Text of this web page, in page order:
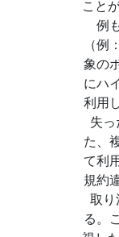
こと
例
（例
象の
にハ
利用
失っ
た、
て利
規約
取り
る。